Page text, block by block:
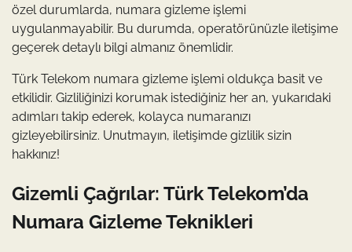
özel durumlarda, numara gizleme işlemi
uygulanmayabilir. Bu durumda, operatörünüzle iletişime
geçerek detaylı bilgi almanız önemlidir.
Türk Telekom numara gizleme işlemi oldukça basit ve
etkilidir. Gizliliğinizi korumak istediğiniz her an, yukarıdaki
adımları takip ederek, kolayca numaranızı
gizleyebilirsiniz. Unutmayın, iletişimde gizlilik sizin
hakkınız!
Gizemli Çağrılar: Türk Telekom’da
Numara Gizleme Teknikleri